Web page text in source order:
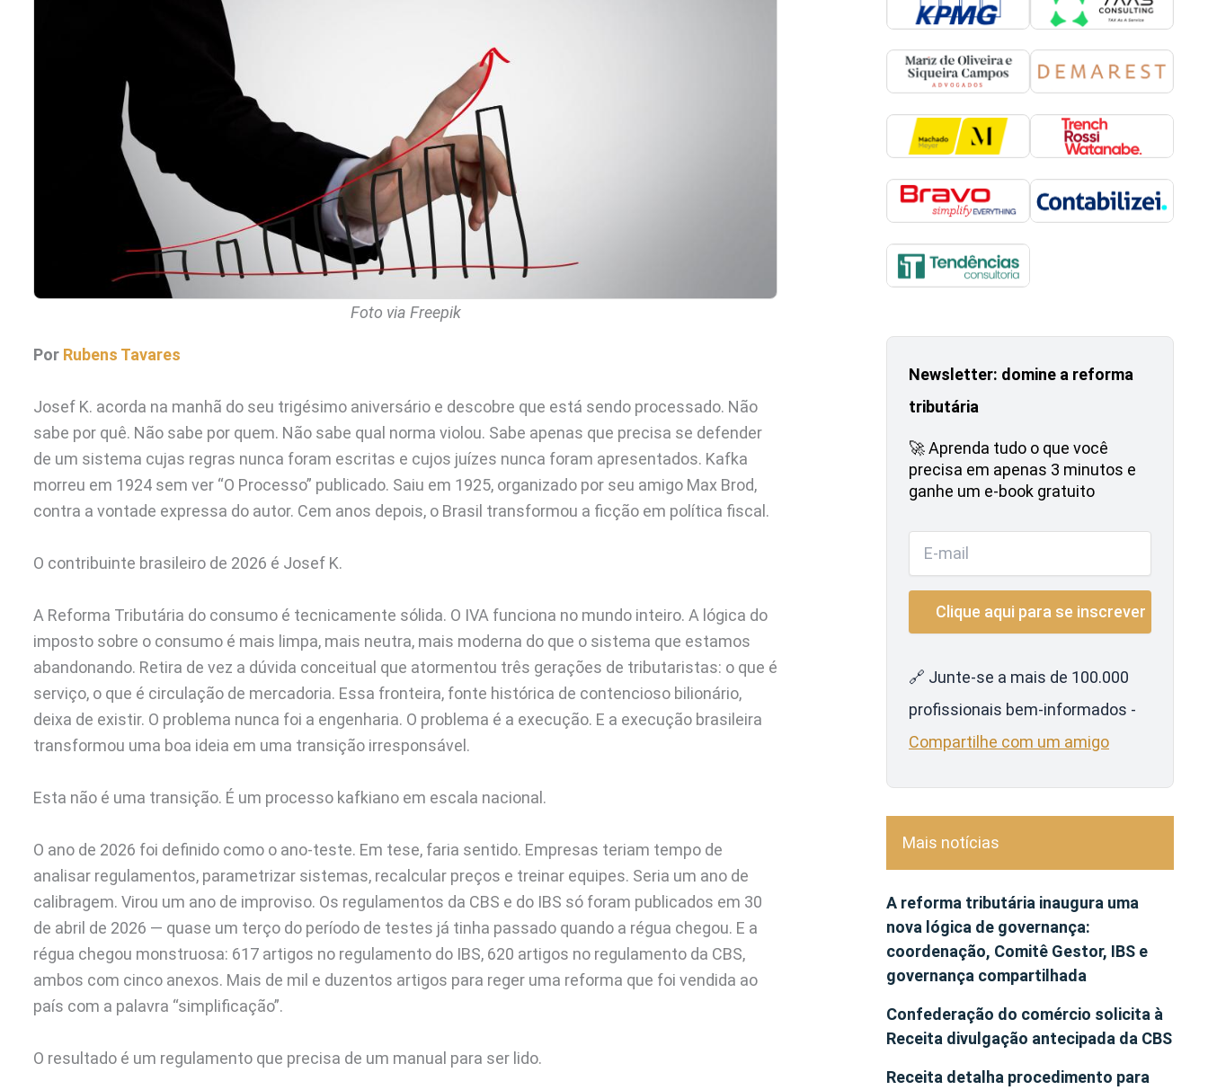
Foto via Freepik
Por Rubens Tavares
Josef K. acorda na manhã do seu trigésimo aniversário e descobre que está sendo processado. Não
sabe por quê. Não sabe por quem. Não sabe qual norma violou. Sabe apenas que precisa se defender
de um sistema cujas regras nunca foram escritas e cujos juízes nunca foram apresentados. Kafka
morreu em 1924 sem ver “O Processo” publicado. Saiu em 1925, organizado por seu amigo Max Brod,
contra a vontade expressa do autor. Cem anos depois, o Brasil transformou a ficção em política fiscal.
O contribuinte brasileiro de 2026 é Josef K.
A Reforma Tributária do consumo é tecnicamente sólida. O IVA funciona no mundo inteiro. A lógica do
imposto sobre o consumo é mais limpa, mais neutra, mais moderna do que o sistema que estamos
abandonando. Retira de vez a dúvida conceitual que atormentou três gerações de tributaristas: o que é
serviço, o que é circulação de mercadoria. Essa fronteira, fonte histórica de contencioso bilionário,
deixa de existir. O problema nunca foi a engenharia. O problema é a execução. E a execução brasileira
transformou uma boa ideia em uma transição irresponsável.
Esta não é uma transição. É um processo kafkiano em escala nacional.
O ano de 2026 foi definido como o ano-teste. Em tese, faria sentido. Empresas teriam tempo de
analisar regulamentos, parametrizar sistemas, recalcular preços e treinar equipes. Seria um ano de
calibragem. Virou um ano de improviso. Os regulamentos da CBS e do IBS só foram publicados em 30
de abril de 2026 — quase um terço do período de testes já tinha passado quando a régua chegou. E a
régua chegou monstruosa: 617 artigos no regulamento do IBS, 620 artigos no regulamento da CBS,
ambos com cinco anexos. Mais de mil e duzentos artigos para reger uma reforma que foi vendida ao
país com a palavra “simplificação”.
O resultado é um regulamento que precisa de um manual para ser lido.
Newsletter: domine a reforma
tributária
🚀 Aprenda tudo o que você
precisa em apenas 3 minutos e
ganhe um e-book gratuito
🔗 Junte-se a mais de 100.000
profissionais bem-informados -
Compartilhe com um amigo
Mais notícias
A reforma tributária inaugura uma
nova lógica de governança:
coordenação, Comitê Gestor, IBS e
governança compartilhada
Confederação do comércio solicita à
Receita divulgação antecipada da CBS
Receita detalha procedimento para